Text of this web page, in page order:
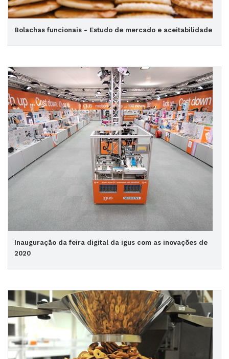
Bolachas funcionais - Estudo de mercado e aceitabilidade
Inauguração da feira digital da igus com as inovações de
2020